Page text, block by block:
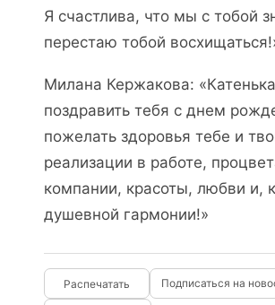
Я счастлива, что мы с тобой
перестаю тобой
Милана Кержакова:
поздравить тебя с днем
пожелать здоровья тебе и
реализации в работе,
компании, красоты, любви и,
душевной гармонии!»
Подписаться на